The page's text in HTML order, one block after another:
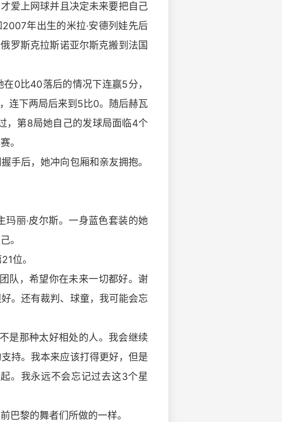
爱上网球并且决定未来要把自己
年出生的米拉·安德列娃先后
罗斯克拉斯诺亚尔斯克搬到法国
0比40落后的情况下连赢5分，
连下两局后来到5比0。随后赫瓦
，第8局她自己的发球局面临4个
。
手后，她冲向包厢和亲友拥抱。
丽·皮尔斯。一身蓝色套装的她
。
位。
队，希望你在未来一切都好。谢
。还有裁判、球童，我可能会忘
是那种太好相处的人。我会继续
持。我本来应该打得更好，但是
。我永远不会忘记过去这3个星
巴黎的舞者们所做的一样。